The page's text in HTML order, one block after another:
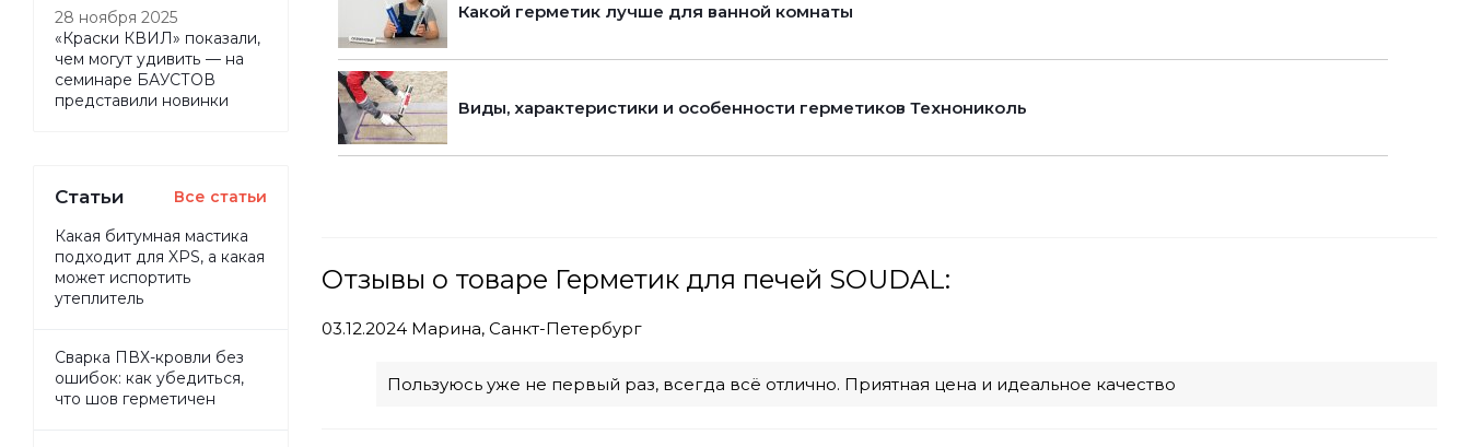
Какой герметик лучше для ванной комнаты
Виды, характеристики и особенности герметиков Технониколь
Отзывы о товаре Герметик для печей SOUDAL:
03.12.2024 Марина, Санкт-Петербург
Пользуюсь уже не первый раз, всегда всё отлично. Приятная цена и идеальное качество
28 ноября 2025
«Краски КВИЛ» показали,
чем могут удивить — на
семинаре БАУСТОВ
представили новинки
Статьи Все статьи
Какая битумная мастика
подходит для XPS, а какая
может испортить
утеплитель
Сварка ПВХ-кровли без
ошибок: как убедиться,
что шов герметичен